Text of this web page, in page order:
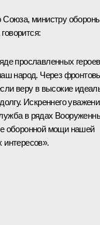
Союза, министру
прославленных
народ. Через
веру в высокие
Искреннего
в рядах
оборонной мощи нашей